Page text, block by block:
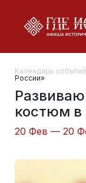
Календарь событий
России»
костюм в
20 Фев — 20